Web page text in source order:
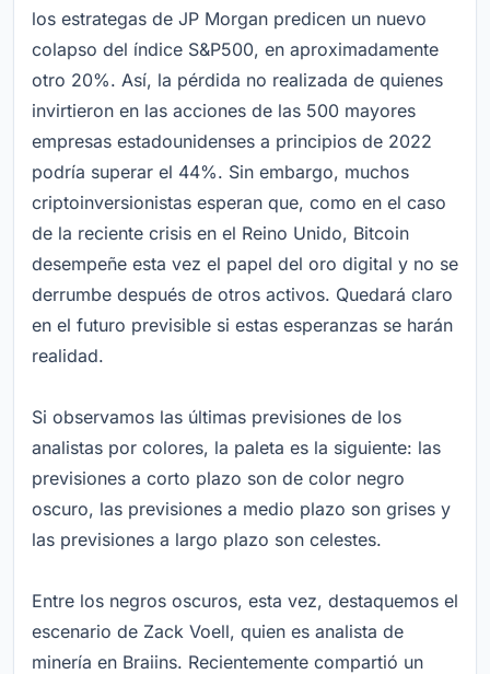
los estrategas de JP Morgan predicen un nuevo
colapso del índice S&P500, en aproximadamente
otro 20%. Así, la pérdida no realizada de quienes
invirtieron en las acciones de las 500 mayores
empresas estadounidenses a principios de 2022
podría superar el 44%. Sin embargo, muchos
criptoinversionistas esperan que, como en el caso
de la reciente crisis en el Reino Unido, Bitcoin
desempeñe esta vez el papel del oro digital y no se
derrumbe después de otros activos. Quedará claro
en el futuro previsible si estas esperanzas se harán
realidad.
Si observamos las últimas previsiones de los
analistas por colores, la paleta es la siguiente: las
previsiones a corto plazo son de color negro
oscuro, las previsiones a medio plazo son grises y
las previsiones a largo plazo son celestes.
Entre los negros oscuros, esta vez, destaquemos el
escenario de Zack Voell, quien es analista de
minería en Braiins. Recientemente compartió un